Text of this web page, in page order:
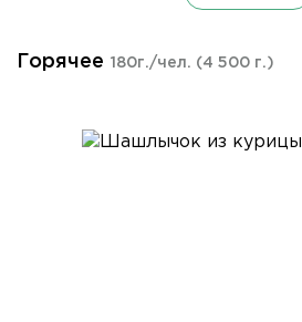
Горячее 180г./чел. (4 500 г.)